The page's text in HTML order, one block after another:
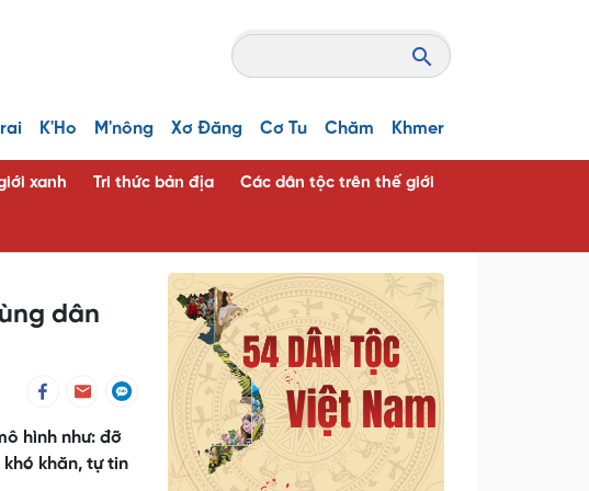
K'Ho M'nông Xơ Đăng Cơ Tu Chăm Khmer
xanh Tri thức bản địa Các dân tộc trên thế giới
dân
hình như: đỡ
khăn, tự tin